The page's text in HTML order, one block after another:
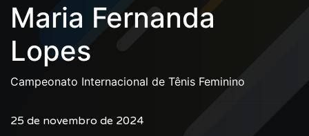
Maria Fernanda
Lopes
Campeonato Internacional de Tênis Feminino
25 de novembro de 2024